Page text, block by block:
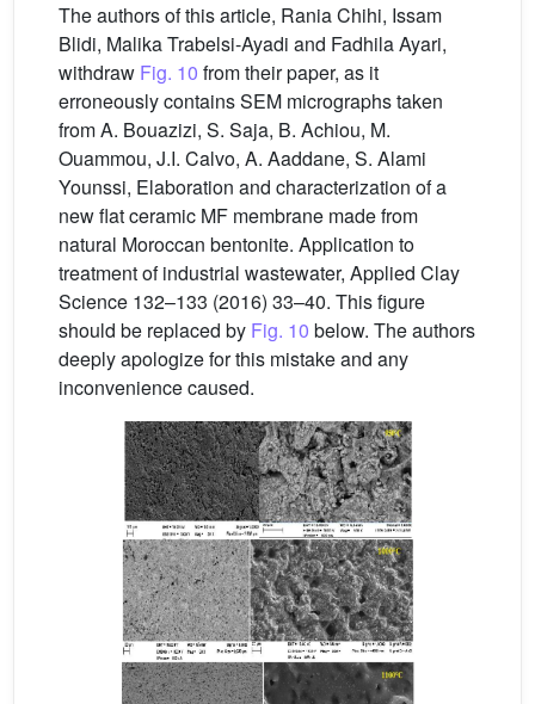
The authors of this article, Rania Chihi, Issam
Blidi, Malika Trabelsi-Ayadi and Fadhila Ayari,
withdraw Fig. 10 from their paper, as it
erroneously contains SEM micrographs taken
from A. Bouazizi, S. Saja, B. Achiou, M.
Ouammou, J.I. Calvo, A. Aaddane, S. Alami
Younssi, Elaboration and characterization of a
new flat ceramic MF membrane made from
natural Moroccan bentonite. Application to
treatment of industrial wastewater, Applied Clay
Science 132–133 (2016) 33–40. This figure
should be replaced by Fig. 10 below. The authors
deeply apologize for this mistake and any
inconvenience caused.